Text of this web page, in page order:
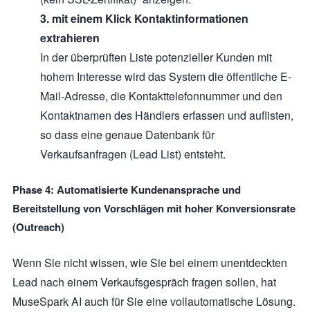
3. mit einem Klick Kontaktinformationen
extrahieren
In der überprüften Liste potenzieller Kunden mit
hohem Interesse wird das System die öffentliche E-
Mail-Adresse, die Kontakttelefonnummer und den
Kontaktnamen des Händlers erfassen und auflisten,
so dass eine genaue Datenbank für
Verkaufsanfragen (Lead List) entsteht.
Phase 4: Automatisierte Kundenansprache und
Bereitstellung von Vorschlägen mit hoher Konversionsrate
(Outreach)
Wenn Sie nicht wissen, wie Sie bei einem unentdeckten
Lead nach einem Verkaufsgespräch fragen sollen, hat
MuseSpark AI auch für Sie eine vollautomatische Lösung.